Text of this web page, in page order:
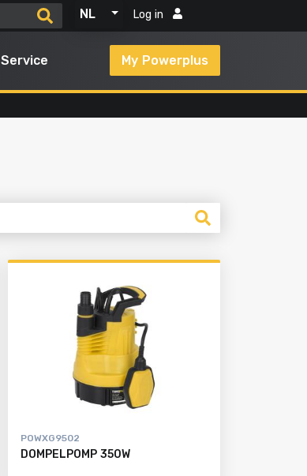
NL Log in
Service My Powerplus
Alle producten
POWXG9502
DOMPELPOMP 350W